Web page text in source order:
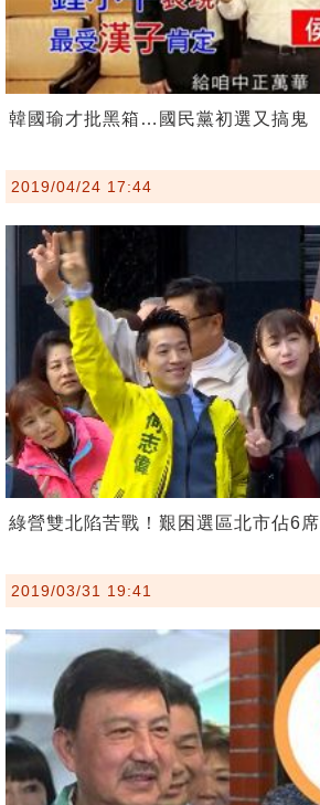
韓國瑜才批黑箱…國民黨初選又搞鬼
2019/04/24 17:44
綠營雙北陷苦戰！艱困選區北市佔6席
2019/03/31 19:41